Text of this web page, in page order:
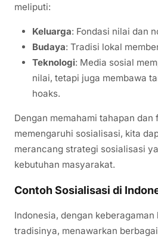
meliputi:
Keluarga: Fondasi nilai dan
Budaya: Tradisi lokal
Teknologi: Media sosial
nilai, tetapi juga membawa
hoaks.
Dengan memahami tahapan
memengaruhi sosialisasi, kita
merancang strategi sosialisasi
kebutuhan masyarakat.
Contoh Sosialisasi di
Indonesia, dengan keberagaman
tradisinya, menawarkan